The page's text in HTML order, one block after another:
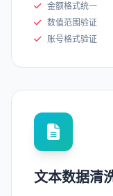
金额格式统一
数值范围验证
账号格式验证
文本数据清